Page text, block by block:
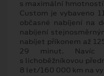
s maximální hmotností
Custom je vybaveno
občasné nabíjení na
nabíjení
nabíjet příkonem až
29 minut. Navíc
s lichoběžníkovou
8 let/160 000 km na